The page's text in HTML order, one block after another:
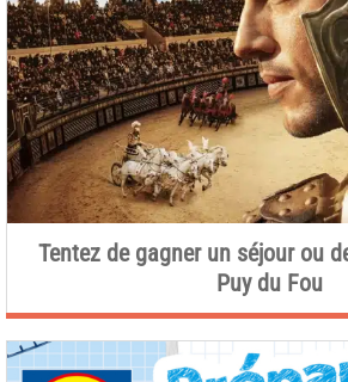
Tentez de gagner un séjour ou
Puy du Fou